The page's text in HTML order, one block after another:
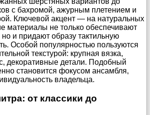
с бахромой, ажурным плетением и
Ключевой акцент — на натуральных
материалы не только обеспечивают
и придают образу тактильную
Особой популярностью пользуются
текстурой: крупная вязка,
декоративные детали. Подобный
становится фокусом ансамбля,
владельца.
от классики до